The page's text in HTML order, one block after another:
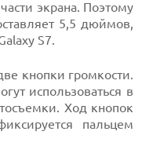
экрана. Поэтому
5,5 дюймов,
S7.
кнопки громкости.
использоваться в
Ход кнопок
пальцем